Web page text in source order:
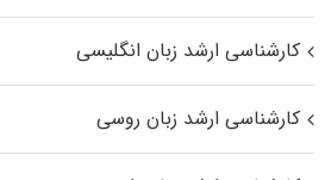
کارشناسی ارشد زبان انگلیسی
کارشناسی ارشد زبان روسی